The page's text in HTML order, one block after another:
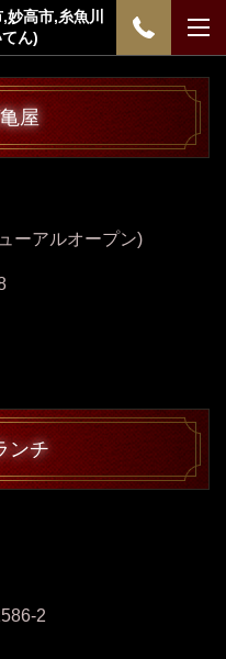
高市,糸魚川
ん)
屋
ーアルオープン)
ンチ
2